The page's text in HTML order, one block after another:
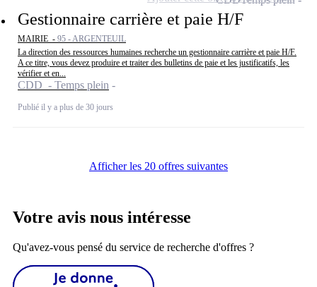
Gestionnaire carrière et paie H/F
MAIRIE - 95 - ARGENTEUIL
La direction des ressources humaines recherche un gestionnaire carrière et paie H/F.
A ce titre, vous devez produire et traiter des bulletins de paie et les justificatifs, les
vérifier et en...
CDD - Temps plein
Publié il y a plus de 30 jours
Afficher les 20 offres suivantes
Votre avis nous intéresse
Qu'avez-vous pensé du service de recherche d'offres ?